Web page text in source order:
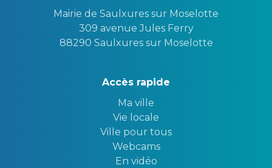
Mairie de Saulxures sur Moselotte
309 avenue Jules Ferry
88290 Saulxures sur Moselotte
Accès rapide
Ma ville
Vie locale
Ville pour tous
Webcams
En vidéo